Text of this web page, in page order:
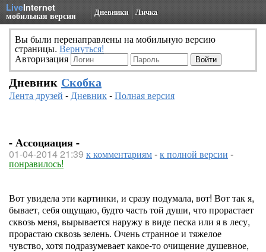
LiveInternet
мобильная версия Дневники Личка
Вы были перенаправлены на мобильную версию
страницы. Вернуться!
Авторизация
Дневник Скобка
Лента друзей -Дневник-Полная версия
- Ассоциация -
01-04-2014 21:39 к комментариям-к полной версии -
понравилось!
Вот увидела эти картинки, и сразу подумала, вот! Вот так я,
бывает, себя ощущаю, будто часть той души, что прорастает
сквозь меня, вырывается наружу в виде песка или я в лесу,
прорастаю сквозь зелень. Очень странное и тяжелое
чувство, хотя подразумевает какое-то очищение душевное,